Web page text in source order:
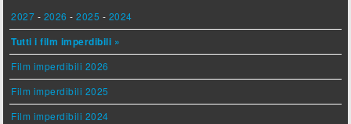
2027 - 2026 -2025 - 2024
Tutti i film imperdibili »
Film imperdibili 2026
Film imperdibili 2025
Film imperdibili 2024